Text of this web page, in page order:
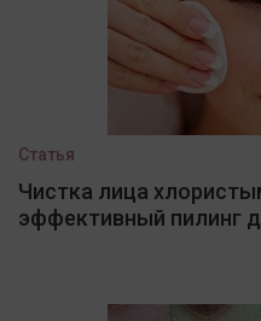
Статья
Чистка лица
эффективный пилинг